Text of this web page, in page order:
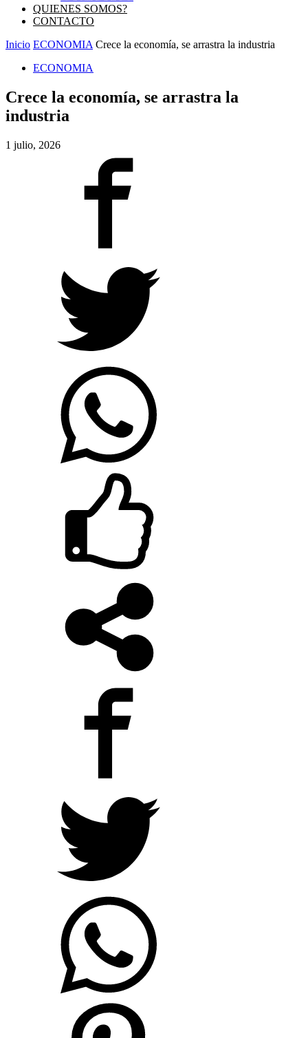
QUIENES SOMOS?
CONTACTO
Inicio ECONOMIA Crece la economía, se arrastra la industria
ECONOMIA
Crece la economía, se arrastra la
industria
1 julio, 2026